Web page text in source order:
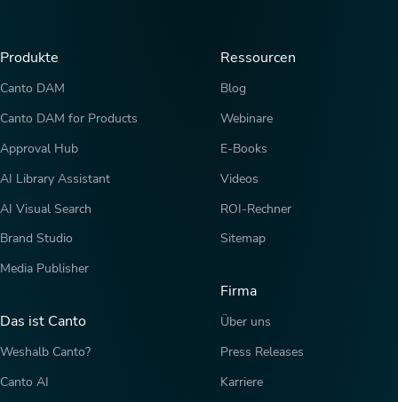
Produkte
Canto DAM
Canto DAM for Products
Approval Hub
AI Library Assistant
AI Visual Search
Brand Studio
Media Publisher
Das ist Canto
Weshalb Canto?
Canto AI
Ressourcen
Blog
Webinare
E-Books
Videos
ROI-Rechner
Sitemap
Firma
Über uns
Press Releases
Karriere